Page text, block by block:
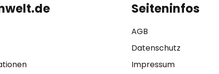
Seiteninfos
AGB
Datenschutz
Impressum